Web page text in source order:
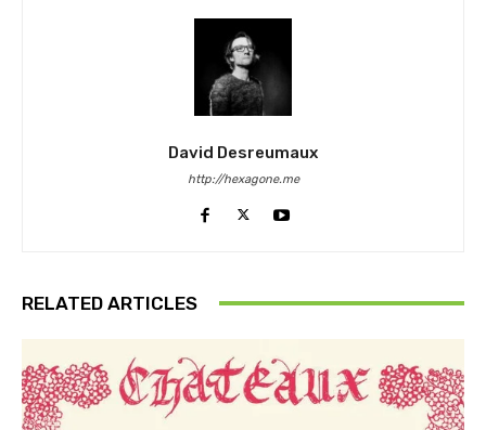
David Desreumaux
http://hexagone.me
RELATED ARTICLES